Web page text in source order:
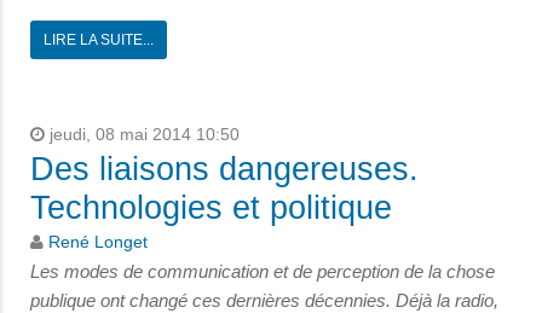
LIRE LA SUITE...
jeudi, 08 mai 2014 10:50
Des liaisons dangereuses.
Technologies et politique
René Longet
Les modes de communication et de perception de la chose
publique ont changé ces dernières décennies. Déjà la radio,